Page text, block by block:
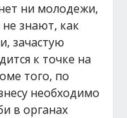
ни молодежи,
знают, как
зачастую
к точке на
того, по
необходимо
в органах